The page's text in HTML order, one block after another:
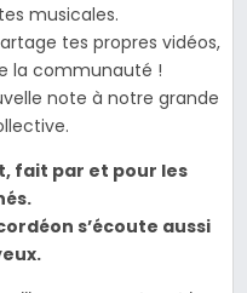
musicales.
tes propres vidéos,
la communauté !
note à notre grande
fait par et pour les
s’écoute aussi